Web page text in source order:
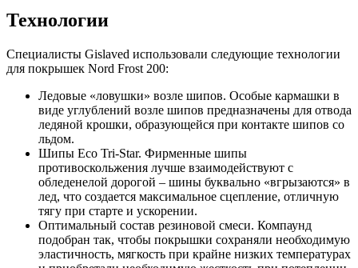
Технологии
Специалисты Gislaved использовали следующие технологии
для покрышек Nord Frost 200:
Ледовые «ловушки» возле шипов. Особые кармашки в
виде углублений возле шипов предназначены для отвода
ледяной крошки, образующейся при контакте шипов со
льдом.
Шипы Eco Tri-Star. Фирменные шипы
противоскольжения лучше взаимодействуют с
обледенелой дорогой – шины буквально «вгрызаются» в
лед, что создается максимальное сцепление, отличную
тягу при старте и ускорении.
Оптимальный состав резиновой смеси. Компаунд
подобран так, чтобы покрышки сохраняли необходимую
эластичность, мягкость при крайне низких температурах